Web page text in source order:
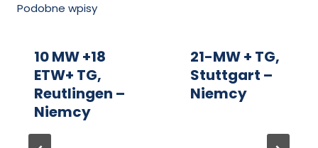
Podobne wpisy
10 MW +18
ETW+ TG,
Reutlingen –
Niemcy
21-MW + TG,
Stuttgart –
Niemcy